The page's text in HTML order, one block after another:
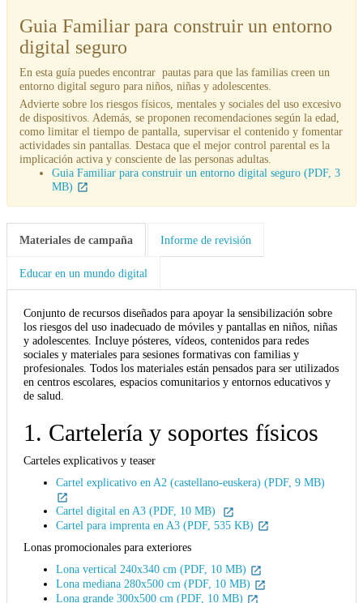
Guia Familiar para construir un entorno
digital seguro
En esta guía puedes encontrar pautas para que las familias creen un
entorno digital seguro para niños, niñas y adolescentes.
Advierte sobre los riesgos físicos, mentales y sociales del uso excesivo
de dispositivos. Además, se proponen recomendaciones según la edad,
como limitar el tiempo de pantalla, supervisar el contenido y fomentar
actividades sin pantallas. Destaca que el mejor control parental es la
implicación activa y consciente de las personas adultas.
Guia Familiar para construir un entorno digital seguro (PDF, 3
MB)
Materiales de campaña Informe de revisión
Educar en un mundo digital
Conjunto de recursos diseñados para apoyar la sensibilización sobre
los riesgos del uso inadecuado de móviles y pantallas en niños, niñas
y adolescentes. Incluye pósteres, vídeos, contenidos para redes
sociales y materiales para sesiones formativas con familias y
profesionales. Todos los materiales están pensados para ser utilizados
en centros escolares, espacios comunitarios y entornos educativos y
de salud.
1. Cartelería y soportes físicos
Carteles explicativos y teaser
Cartel explicativo en A2 (castellano-euskera) (PDF, 9 MB)
Cartel digital en A3 (PDF, 10 MB)
Cartel para imprenta en A3 (PDF, 535 KB)
Lonas promocionales para exteriores
Lona vertical 240x340 cm (PDF, 10 MB)
Lona mediana 280x500 cm (PDF, 10 MB)
Lona grande 300x500 cm (PDF, 10 MB)